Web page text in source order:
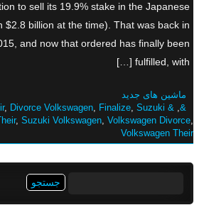
to sell its 19.9% stake in the Japanese
$2.8 billion at the time). That was back in
and now that ordered has finally been
fulfilled, with […]
ماشین های جدید
,
& Divorce
,Divorce Volkswagen,Finalize,Suzuki
Their,Suzuki Volkswagen, Volkswagen Divorce
Volkswagen Their